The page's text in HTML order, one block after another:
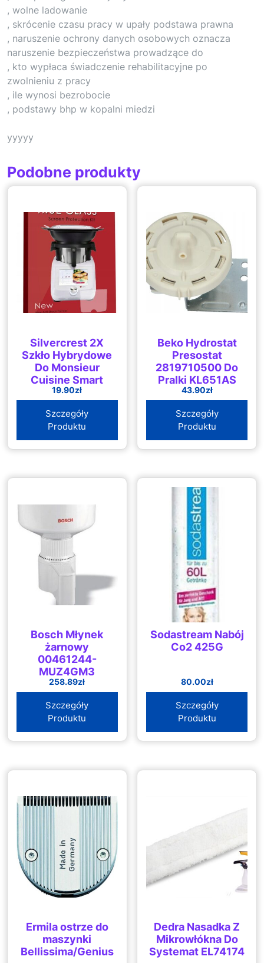
, wolne ladowanie
, skrócenie czasu pracy w upały podstawa prawna
, naruszenie ochrony danych osobowych oznacza
naruszenie bezpieczeństwa prowadzące do
, kto wypłaca świadczenie rehabilitacyjne po
zwolnieniu z pracy
, ile wynosi bezrobocie
, podstawy bhp w kopalni miedzi
yyyyy
Podobne produkty
Silvercrest 2X
Szkło Hybrydowe
Do Monsieur
Cuisine Smart
2022 ICHBT04
19.90zł
Szczegóły
Produktu
Beko Hydrostat
Presostat
2819710500 Do
Pralki KL651AS
43.90zł
Szczegóły
Produktu
Bosch Młynek
żarnowy
00461244-
MUZ4GM3
258.89zł
Szczegóły
Produktu
Sodastream Nabój
Co2 425G
80.00zł
Szczegóły
Produktu
Ermila ostrze do
maszynki
Bellissima/Genius
Dedra Nasadka Z
Mikrowłókna Do
Systemat EL74174